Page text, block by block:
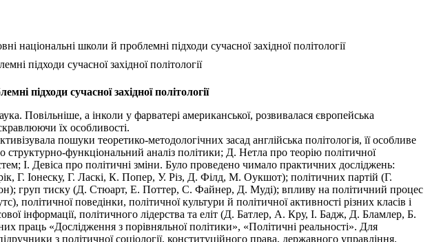
національні школи й проблемні підходи сучасної західної політології
підходи сучасної західної політології
підходи сучасної західної політології
Повільніше, а інколи у фарватері американської, розвивалася європейська
їх особливості.
пошуки теоретико-методологічних засад англійська політологія, її особливе
структурно-функціональний аналіз політики; Д. Нетла про теорію політичної
І. Девіса про політичні зміни. Було проведено чимало практичних досліджень:
Г. Іонеску, Г. Ласкі, К. Попер, У. Різ, Д. Філд, М. Оукшот); політичних партій (Г.
груп тиску (Д. Стюарт, Е. Поттер, С. Файнер, Д. Муді); впливу на політичний процес
поведінки, політичної культури й політичної активності різних класів і
інформації, політичного лідерства та еліт (Д. Батлер, А. Кру, І. Бадж, Д. Бламлер, Б.
праць «Дослідження з порівняльної політики», «Політичні реальності». Для
з політичної соціології, конституційного права, державного управління.